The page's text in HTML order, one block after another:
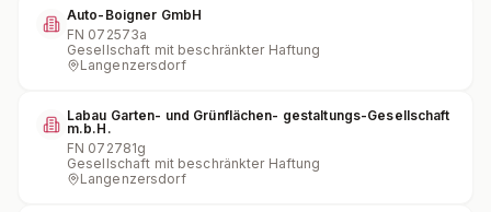
Auto-Boigner GmbH
FN 072573a
Gesellschaft mit beschränkter Haftung
Langenzersdorf
Labau Garten- und Grünflächen- gestaltungs-Gesellschaft
m.b.H.
FN 072781g
Gesellschaft mit beschränkter Haftung
Langenzersdorf